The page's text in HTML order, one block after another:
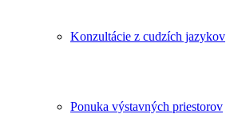
Konzultácie z cudzích jazykov
Ponuka výstavných priestorov